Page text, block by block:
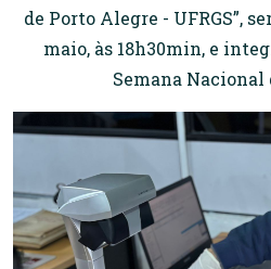
de Porto Alegre - UFRGS”,
maio, às 18h30min, e
Semana Nacional